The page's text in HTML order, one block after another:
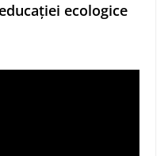
ecologice